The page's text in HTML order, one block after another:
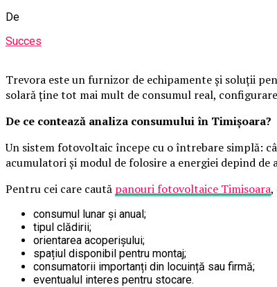
De
Succes
Trevora este un furnizor de echipamente și soluții
solară ține tot mai mult de consumul real,
De ce contează analiza consumului în Timișoara?
Un sistem fotovoltaic începe cu o întrebare simplă:
acumulatori și modul de folosire a energiei depind de
Pentru cei care caută panouri fotovoltaice Timisoara,
consumul lunar și anual;
tipul clădirii;
orientarea acoperișului;
spațiul disponibil pentru montaj;
consumatorii importanți din locuință sau firmă;
eventualul interes pentru stocare.